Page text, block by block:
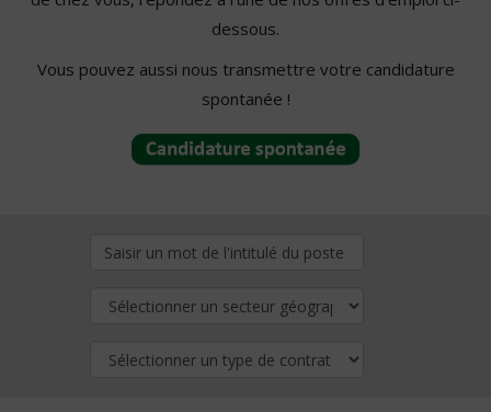
dessous.
Vous pouvez aussi nous transmettre votre candidature
spontanée !